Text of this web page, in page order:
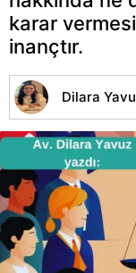
karar
inançtır.
Dilara